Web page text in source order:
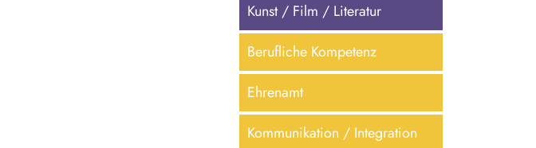
Kunst / Film / Literatur
Berufliche Kompetenz
Ehrenamt
Kommunikation / Integration